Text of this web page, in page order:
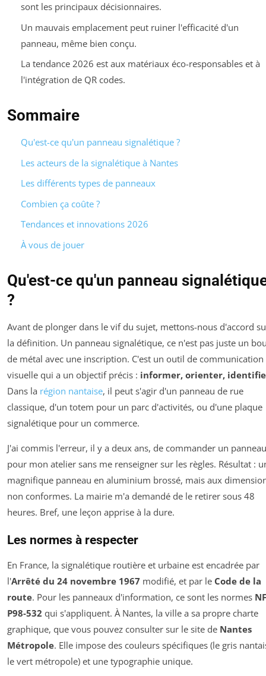
sont les principaux décisionnaires.
Un mauvais emplacement peut ruiner l'efficacité d'un
panneau, même bien conçu.
La tendance 2026 est aux matériaux éco-responsables et à
l'intégration de QR codes.
Sommaire
Qu'est-ce qu'un panneau signalétique ?
Les acteurs de la signalétique à Nantes
Les différents types de panneaux
Combien ça coûte ?
Tendances et innovations 2026
À vous de jouer
Qu'est-ce qu'un panneau
?
Avant de plonger dans le vif du sujet, mettons-nous d'accord
la définition. Un panneau signalétique, ce n'est pas juste un
de métal avec une inscription. C'est un outil de communication
visuelle qui a un objectif précis : informer, orienter,
Dans la région nantaise, il peut s'agir d'un panneau de rue
classique, d'un totem pour un parc d'activités, ou d'une plaque
signalétique pour un commerce.
J'ai commis l'erreur, il y a deux ans, de commander un panneau
pour mon atelier sans me renseigner sur les règles. Résultat :
magnifique panneau en aluminium brossé, mais aux
non conformes. La mairie m'a demandé de le retirer sous 48
heures. Bref, une leçon apprise à la dure.
Les normes à respecter
En France, la signalétique routière et urbaine est encadrée par
l'Arrêté du 24 novembre 1967 modifié, et par le Code de la
route. Pour les panneaux d'information, ce sont les normes NF
P98-532 qui s'appliquent. À Nantes, la ville a sa propre charte
graphique, que vous pouvez consulter sur le site de Nantes
Métropole. Elle impose des couleurs spécifiques (le gris
le vert métropole) et une typographie unique.